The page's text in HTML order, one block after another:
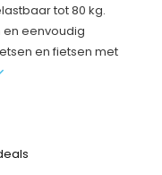
tot 80 kg.
en eenvoudig
en fietsen met